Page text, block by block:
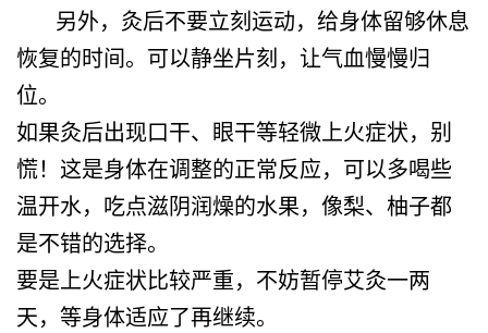
另外，灸后不要立刻运动，给身体留够休息
恢复的时间。可以静坐片刻，让气血慢慢归
位。
如果灸后出现口干、眼干等轻微上火症状，别
慌！这是身体在调整的正常反应，可以多喝些
温开水，吃点滋阴润燥的水果，像梨、柚子都
是不错的选择。
要是上火症状比较严重，不妨暂停艾灸一两
天，等身体适应了再继续。